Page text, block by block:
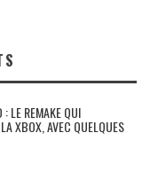
: LE REMAKE QUI
XBOX, AVEC QUELQUES